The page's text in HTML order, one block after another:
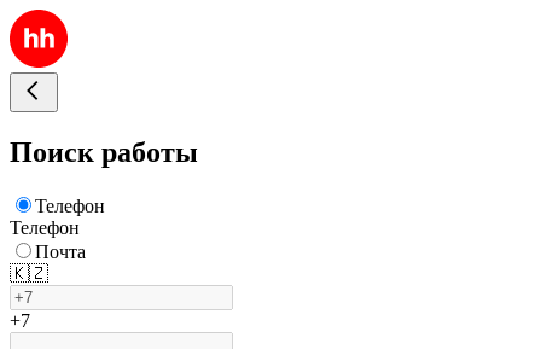
Поиск работы
Телефон
Телефон
Почта
🇰🇿
+7